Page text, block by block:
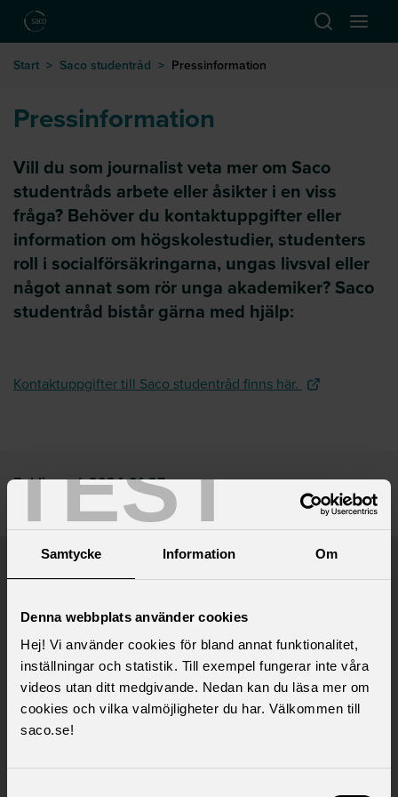
TEST
Samtycke Information Om
Denna webbplats använder cookies
Hej! Vi använder cookies för bland annat funktionalitet,
inställningar och statistik. Till exempel fungerar inte våra
videos utan ditt medgivande. Nedan kan du läsa mer om
cookies och vilka valmöjligheter du har. Välkommen till
saco.se!
Hoppa till huvudinnehåll Öppna
Start > Saco studentråd > Pressinformation
Pressinformation
Vill du som journalist veta mer om Saco
studentråds arbete eller åsikter i en viss
fråga? Behöver du kontaktuppgifter eller
information om högskolestudier, studenters
roll i socialförsäkringarna, ungas livsval eller
något annat som rör unga akademiker? Saco
studentråd bistår gärna med hjälp:
Kontaktuppgifter till Saco studentråd finns här.
Publicerad:2024-01-25
Senast uppdaterad:
2025-05-23
akademikerförbund